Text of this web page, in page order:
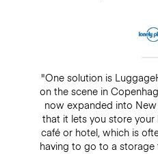
"One solution is
on the scene in
now expanded into
that it lets you store
café or hotel, which is
having to go to a